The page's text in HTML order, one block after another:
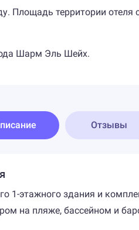
Площадь территории отеля
Шарм Эль Шейх.
Отзывы
1-этажного здания и
на пляже, бассейном и